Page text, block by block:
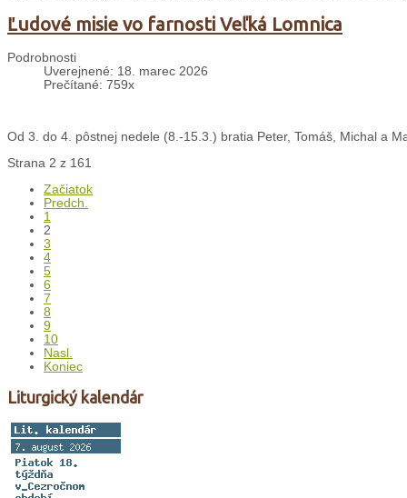
Ľudové misie vo farnosti Veľká Lomnica
Podrobnosti
Uverejnené: 18. marec 2026
Prečítané: 759x
Od 3. do 4. pôstnej nedele (8.-15.3.) bratia Peter, Tomáš, Michal a
Strana 2 z 161
Začiatok
Predch.
1
2
3
4
5
6
7
8
9
10
Nasl.
Koniec
Liturgický kalendár